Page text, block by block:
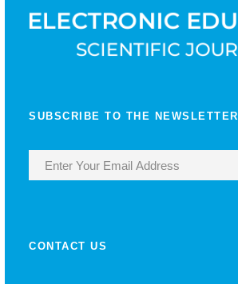
SUBSCRIBE TO THE NEWSLETTER
CONTACT US